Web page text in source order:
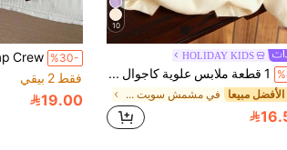
10
HOLIDAY KIDS
1 قطعة ملابس علوية كاجوال مطبوعة مع كابوشون للفتيات المراهقات، ملابس علوية شتوية سميكة مبطنة بالحرارة بأكمام طويلة - ملابس علوية كلاسيكية مناسبة للارتداء اليومي
في مشمش سويت شيرتات للفتيات المراهقات
%30-
فقط 2 بيقي
19.00